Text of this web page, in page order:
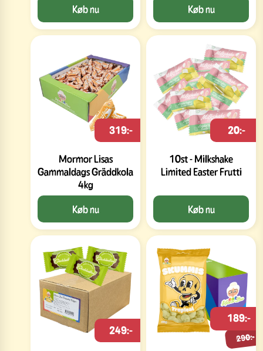
Køb nu Køb nu
Mormor Lisas
Gammaldags Gräddkola
4kg
319:-
Køb nu
10st - Milkshake
Limited Easter Frutti
20:-
Køb nu
249:-
290:-
189:-